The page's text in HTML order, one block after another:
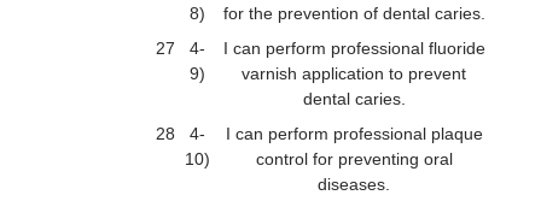
8)
for the prevention of dental caries.
27
4-
9)
I can perform professional fluoride
varnish application to prevent
dental caries.
28
4-
10)
I can perform professional plaque
control for preventing oral
diseases.